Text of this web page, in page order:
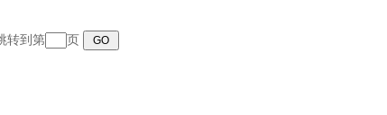
转到第 页